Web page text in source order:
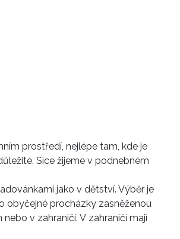
prostředí, nejlépe tam, kde je
Sice žijeme v podnebném
jako v dětství. Výběr je
obyčejné procházky zasněženou
v zahraničí. V zahraničí mají